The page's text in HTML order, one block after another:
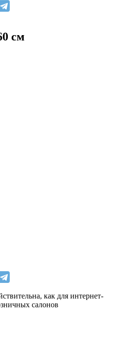
см
как для интернет-
салонов